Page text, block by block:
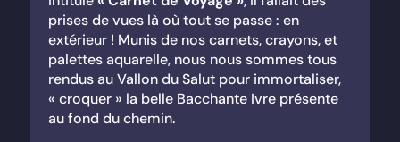
prises de vues là où tout se passe : en
extérieur ! Munis de nos carnets, crayons, et
palettes aquarelle, nous nous sommes tous
rendus au Vallon du Salut pour immortaliser,
« croquer » la belle Bacchante Ivre présente
au fond du chemin.